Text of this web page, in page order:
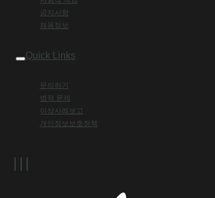
공지사항
채용정보
Quick Links
문의하기
법적 문제
이상사례보고
개인정보보호정책